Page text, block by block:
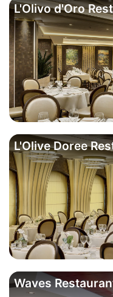
L'Olivo d'Oro
L'Olive Doree
Waves